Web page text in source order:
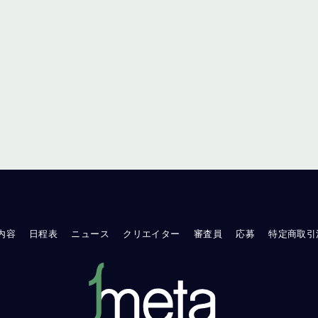
容 日程表 ニュース クリエイター 審査員 応募 特定商取